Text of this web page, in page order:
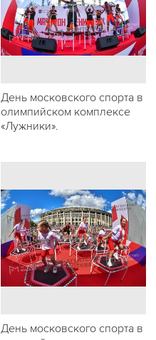
День московского спорта в
олимпийском комплексе
«Лужники».
День московского спорта в